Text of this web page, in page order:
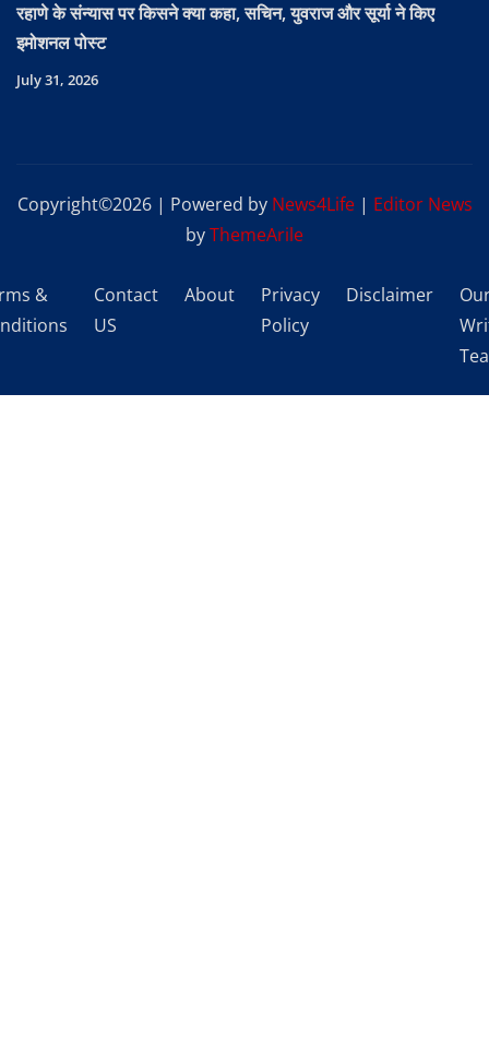
रहाणे के संन्यास पर किसने क्या कहा, सचिन, युवराज और सूर्या ने किए
इमोशनल पोस्ट
July 31, 2026
Copyright©2026 | Powered by News4Life | Editor News
byThemeArile
&
Contact
US
About
Privacy
Policy
Disclaimer